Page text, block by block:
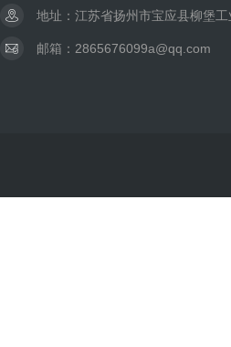
地址：江苏省扬州市宝应县柳堡工
邮箱：2865676099a@qq.com